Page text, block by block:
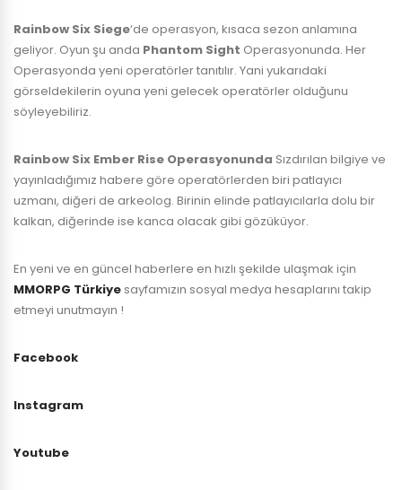
Rainbow Six Siege‘de operasyon, kısaca sezon anlamına
geliyor. Oyun şu anda Phantom Sight Operasyonunda. Her
Operasyonda yeni operatörler tanıtılır. Yani yukarıdaki
görseldekilerin oyuna yeni gelecek operatörler olduğunu
söyleyebiliriz.
Rainbow Six Ember Rise Operasyonunda Sızdırılan bilgiye ve
yayınladığımız habere göre operatörlerden biri patlayıcı
uzmanı, diğeri de arkeolog. Birinin elinde patlayıcılarla dolu bir
kalkan, diğerinde ise kanca olacak gibi gözüküyor.
En yeni ve en güncel haberlere en hızlı şekilde ulaşmak için
MMORPG Türkiye sayfamızın sosyal medya hesaplarını takip
etmeyi unutmayın !
Facebook
Instagram
Youtube